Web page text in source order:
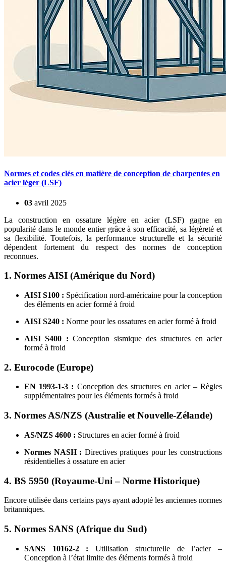
Normes et codes clés en matière de conception de charpentes en
acier léger (LSF)
03 avril 2025
La construction en ossature légère en acier (LSF) gagne en
popularité dans le monde entier grâce à son efficacité, sa légèreté et
sa flexibilité. Toutefois, la performance structurelle et la sécurité
dépendent fortement du respect des normes de conception
reconnues.
1. Normes AISI (Amérique du Nord)
AISI S100 : Spécification nord-américaine pour la conception
des éléments en acier formé à froid
AISI S240 : Norme pour les ossatures en acier formé à froid
AISI S400 : Conception sismique des structures en acier
formé à froid
2. Eurocode (Europe)
EN 1993-1-3 : Conception des structures en acier – Règles
supplémentaires pour les éléments formés à froid
3. Normes AS/NZS (Australie et Nouvelle-Zélande)
AS/NZS 4600 : Structures en acier formé à froid
Normes NASH : Directives pratiques pour les constructions
résidentielles à ossature en acier
4. BS 5950 (Royaume-Uni – Norme Historique)
Encore utilisée dans certains pays ayant adopté les anciennes normes
britanniques.
5. Normes SANS (Afrique du Sud)
SANS 10162-2 : Utilisation structurelle de l’acier –
Conception à l’état limite des éléments formés à froid